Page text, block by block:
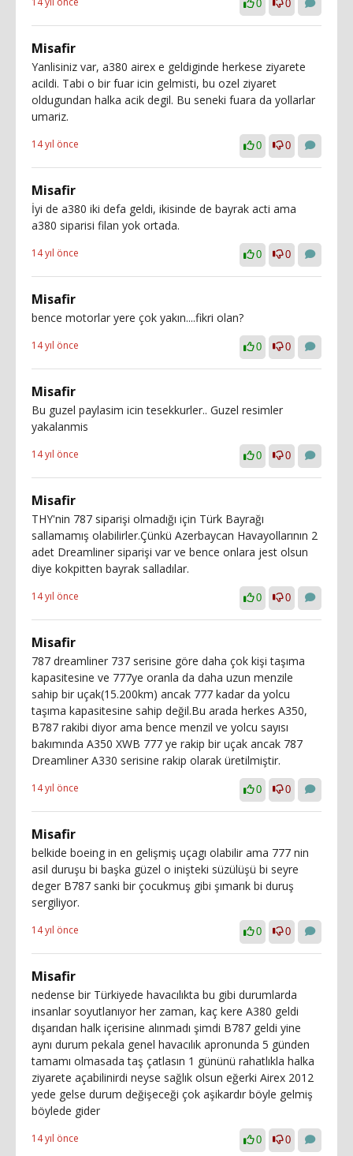
0 0
Misafir
Yanlisiniz var, a380 airex e geldiginde herkese ziyarete
acildi. Tabi o bir fuar icin gelmisti, bu ozel ziyaret
oldugundan halka acik degil. Bu seneki fuara da yollarlar
umariz.
14 yıl önce 0 0
Misafir
İyi de a380 iki defa geldi, ikisinde de bayrak acti ama
a380 siparisi filan yok ortada.
14 yıl önce 0 0
Misafir
bence motorlar yere çok yakın....fikri olan?
14 yıl önce 0 0
Misafir
Bu guzel paylasim icin tesekkurler.. Guzel resimler
yakalanmis
14 yıl önce 0 0
Misafir
THY'nin 787 siparişi olmadığı için Türk Bayrağı
sallamamış olabilirler.Çünkü Azerbaycan Havayollarının 2
adet Dreamliner siparişi var ve bence onlara jest olsun
diye kokpitten bayrak salladılar.
14 yıl önce 0 0
Misafir
787 dreamliner 737 serisine göre daha çok kişi taşıma
kapasitesine ve 777ye oranla da daha uzun menzile
sahip bir uçak(15.200km) ancak 777 kadar da yolcu
taşıma kapasitesine sahip değil.Bu arada herkes A350,
B787 rakibi diyor ama bence menzil ve yolcu sayısı
bakımında A350 XWB 777 ye rakip bir uçak ancak 787
Dreamliner A330 serisine rakip olarak üretilmiştir.
14 yıl önce 0 0
Misafir
belkide boeing in en gelişmiş uçagı olabilir ama 777 nin
asil duruşu bi başka güzel o inişteki süzülüşü bi seyre
deger B787 sanki bir çocukmuş gibi şımarık bi duruş
sergiliyor.
14 yıl önce 0 0
Misafir
nedense bir Türkiyede havacılıkta bu gibi durumlarda
insanlar soyutlanıyor her zaman, kaç kere A380 geldi
dışarıdan halk içerisine alınmadı şimdi B787 geldi yine
aynı durum pekala genel havacılık apronunda 5 günden
tamamı olmasada taş çatlasın 1 gününü rahatlıkla halka
ziyarete açabilinirdi neyse sağlık olsun eğerki Airex 2012
yede gelse durum değişeceği çok aşikardır böyle gelmiş
böylede gider
14 yıl önce 0 0